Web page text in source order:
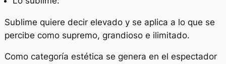
Sublime quiere decir elevado y se aplica a lo que se
percibe como supremo, grandioso e ilimitado.
Como categoría estética se genera en el espectador